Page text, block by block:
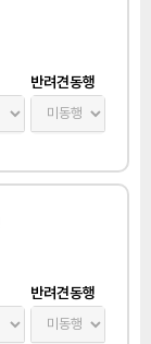
반려견동행
반려견동행